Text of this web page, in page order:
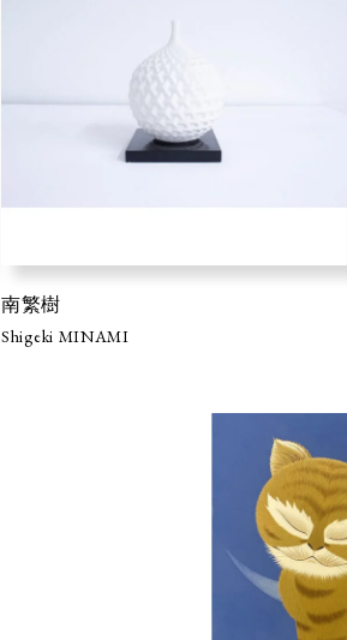
南繁樹
Shigeki MINAMI